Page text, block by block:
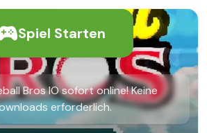
Spiel Starten
Bros IO sofort online! Keine
erforderlich.